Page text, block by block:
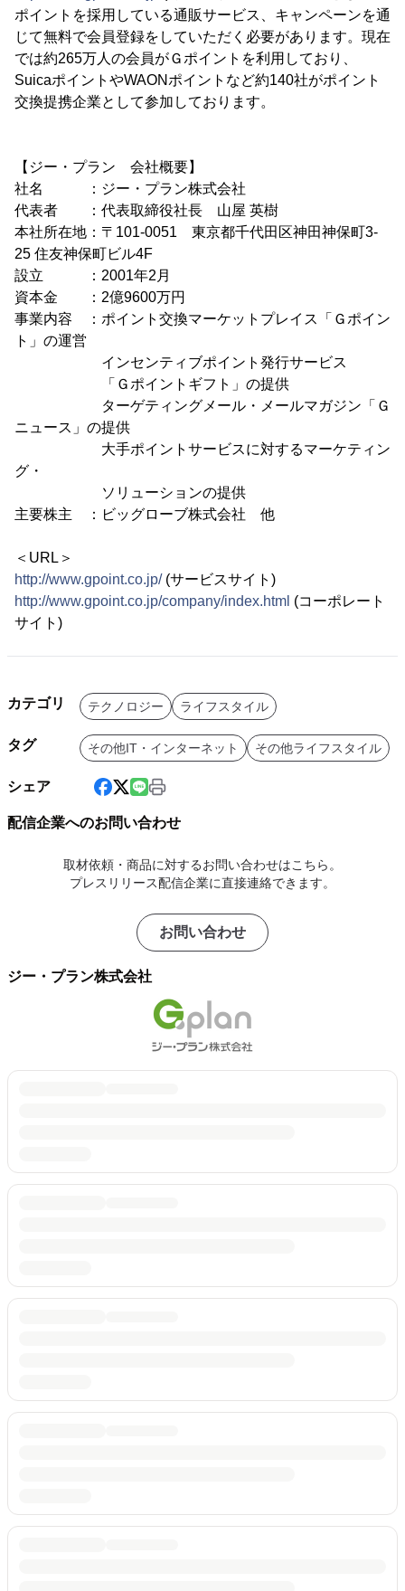
ポイントを採用している通販サービス、キャンペーンを通
じて無料で会員登録をしていただく必要があります。現在
では約265万人の会員がＧポイントを利用しており、
SuicaポイントやWAONポイントなど約140社がポイント
交換提携企業として参加しております。
【ジー・プラン 会社概要】
社名 ：ジー・プラン株式会社
代表者 ：代表取締役社長 山屋 英樹
本社所在地：〒101-0051 東京都千代田区神田神保町3-
25 住友神保町ビル4F
設立 ：2001年2月
資本金 ：2億9600万円
事業内容 ：ポイント交換マーケットプレイス「Ｇポイン
ト」の運営
インセンティブポイント発行サービス
「Ｇポイントギフト」の提供
ターゲティングメール・メールマガジン「Ｇ
ニュース」の提供
大手ポイントサービスに対するマーケティン
グ・
ソリューションの提供
主要株主 ：ビッグローブ株式会社 他
＜URL＞
http://www.gpoint.co.jp/(サービスサイト)
http://www.gpoint.co.jp/company/index.html (コーポレート
サイト)
カテゴリ テクノロジー ライフスタイル
タグ その他IT・インターネット その他ライフスタイル
シェア
配信企業へのお問い合わせ
取材依頼・商品に対するお問い合わせはこちら。
プレスリリース配信企業に直接連絡できます。
お問い合わせ
ジー・プラン株式会社